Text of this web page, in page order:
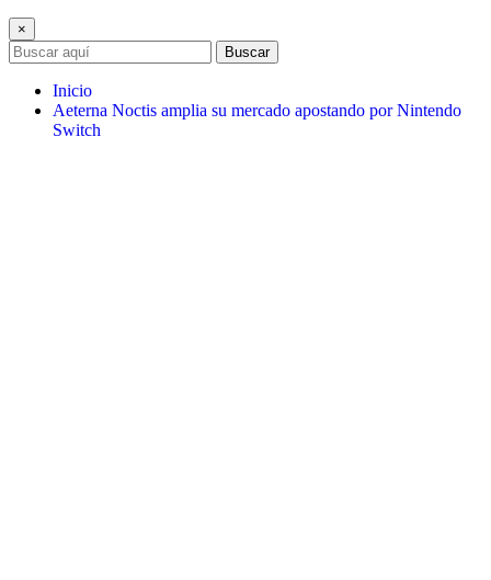
×
Buscar
Inicio
Aeterna Noctis amplia su mercado apostando por Nintendo
Switch